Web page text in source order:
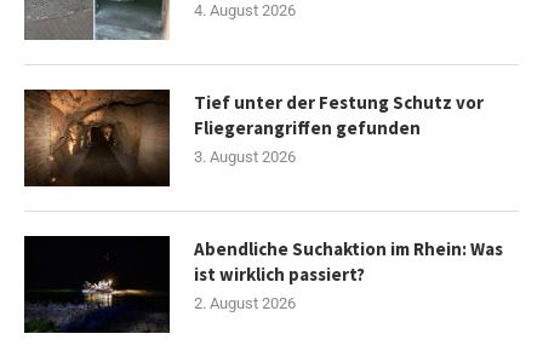
4. August 2026
Tief unter der Festung Schutz vor
Fliegerangriffen gefunden
3. August 2026
Abendliche Suchaktion im Rhein: Was
ist wirklich passiert?
2. August 2026